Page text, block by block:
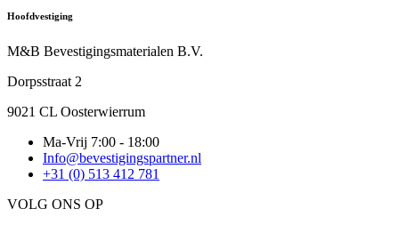
Hoofdvestiging
M&B Bevestigingsmaterialen B.V.
Dorpsstraat 2
9021 CL Oosterwierrum
Ma-Vrij 7:00 - 18:00
Info@bevestigingspartner.nl
+31 (0) 513 412 781
VOLG ONS OP